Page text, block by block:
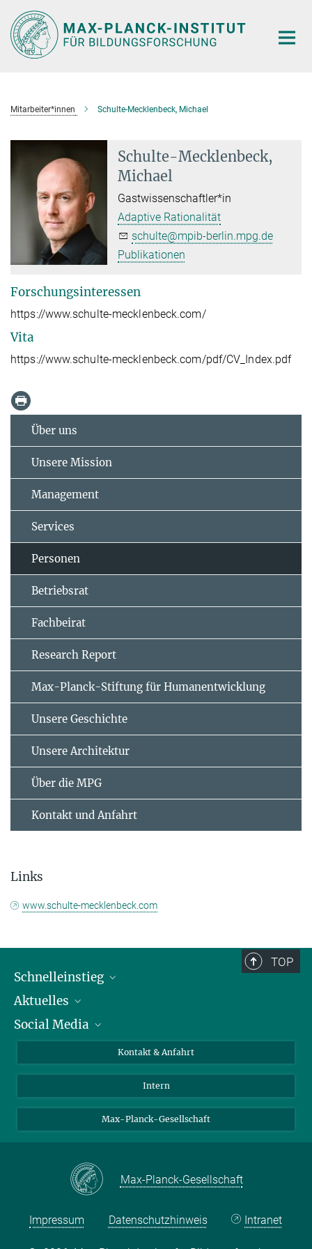
Hauptinhalt
Mitarbeiter*innen Schulte-Mecklenbeck, Michael
Schulte-Mecklenbeck,
Michael
Gastwissenschaftler*in
Adaptive Rationalität
schulte@mpib-berlin.mpg.de
Publikationen
Forschungsinteressen
https://www.schulte-mecklenbeck.com/
Vita
https://www.schulte-mecklenbeck.com/pdf/CV_Index.pdf
Über uns
Unsere Mission
Management
Services
Personen
Betriebsrat
Fachbeirat
Research Report
Max-Planck-Stiftung für Humanentwicklung
Unsere Geschichte
Unsere Architektur
Über die MPG
Kontakt und Anfahrt
Links
www.schulte-mecklenbeck.com
TOP
Schnelleinstieg
Personen
Pressebereich
Aktuelles
Stellenangebote
Social Media
LinkedIn
Kontakt & Anfahrt
Intern
Max-Planck-Gesellschaft
Max-Planck-Gesellschaft
Impressum Datenschutzhinweis Intranet